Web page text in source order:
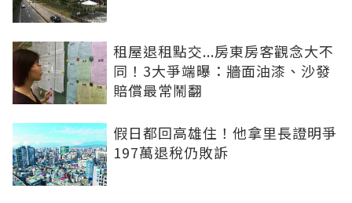
租屋退租點交...房東房客觀念大不
同！3大爭端曝：牆面油漆、沙發
賠償最常鬧翻
假日都回高雄住！他拿里長證明爭
197萬退稅仍敗訴